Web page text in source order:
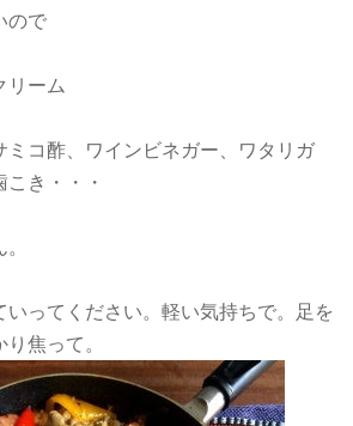
ので
リーム
コ酢、ワインビネガー、ワタリガ
き・・・
いってください。軽い気持ちで。足を
焦って。